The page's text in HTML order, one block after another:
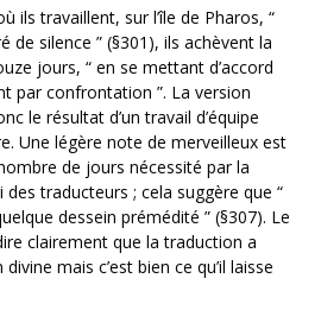
ils travaillent, sur l’île de Pharos, “
silence ” (§301), ils achèvent la
jours, “ en se mettant d’accord
par confrontation ”. La version
le résultat d’un travail d’équipe
Une légère note de merveilleux est
de jours nécessité par la
traducteurs ; cela suggère que “
dessein prémédité ” (§307). Le
clairement que la traduction a
mais c’est bien ce qu’il laisse